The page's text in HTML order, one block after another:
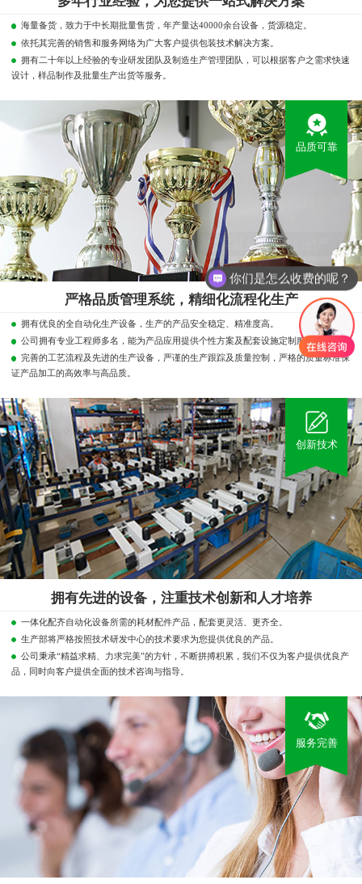
海量备货，致力于中长期批量售货，年产量达40000余台设备，货源稳定。
依托其完善的销售和服务网络为广大客户提供包装技术解决方案。
拥有二十年以上经验的专业研发团队及制造生产管理团队，可以根据客户之需求快速
设计，样品制作及批量生产出货等服务。
品质可靠
严格品质管理系统，精细化流程化生产
拥有优良的全自动化生产设备，生产的产品安全稳定、精准度高。
公司拥有专业工程师多名，能为产品应用提供个性方案及配套设施定制服务。
完善的工艺流程及先进的生产设备，严谨的生产跟踪及质量控制，严格的质量标准保
证产品加工的高效率与高品质。
创新技术
拥有先进的设备，注重技术创新和人才培养
一体化配齐自动化设备所需的耗材配件产品，配套更灵活、更齐全。
生产部将严格按照技术研发中心的技术要求为您提供优良的产品。
公司秉承“精益求精、力求完美”的方针，不断拼搏积累，我们不仅为客户提供优良产
品，同时向客户提供全面的技术咨询与指导。
服务完善
你们是怎么收费的呢？